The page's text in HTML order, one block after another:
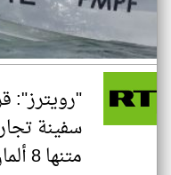
"رويترز":
سفينة
متنها 8 ألمان و10 فلبينيين